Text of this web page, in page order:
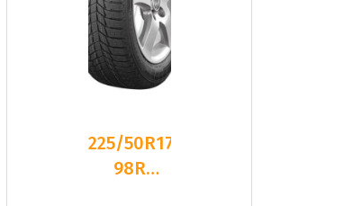
225/50R17
98R